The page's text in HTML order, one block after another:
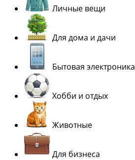
Личные вещи
Для дома и дачи
Бытовая электроника
Хобби и отдых
Животные
Для бизнеса